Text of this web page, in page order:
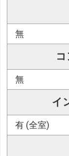
無
無
イ
有 (全室)